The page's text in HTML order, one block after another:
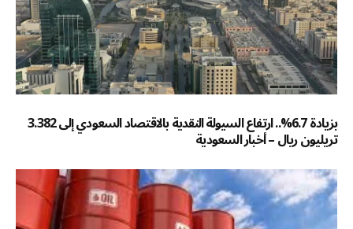
بزيادة 6.7%.. ارتفاع السيولة النقدية بالاقتصاد السعودي إلى 3.382
تريليون ريال – أخبار السعودية